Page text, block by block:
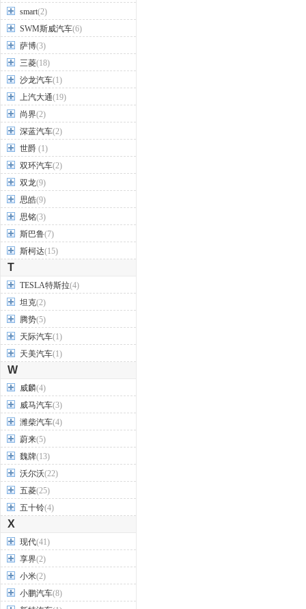
smart(2)
SWM斯威汽车(6)
萨博(3)
三菱(18)
沙龙汽车(1)
上汽大通(19)
尚界(2)
深蓝汽车(2)
世爵 (1)
双环汽车(2)
双龙(9)
思皓(9)
思铭(3)
斯巴鲁(7)
斯柯达(15)
T
TESLA特斯拉(4)
坦克(2)
腾势(5)
天际汽车(1)
天美汽车(1)
W
威麟(4)
威马汽车(3)
潍柴汽车(4)
蔚来(5)
魏牌(13)
沃尔沃(22)
五菱(25)
五十铃(4)
X
现代(41)
享界(2)
小米(2)
小鹏汽车(8)